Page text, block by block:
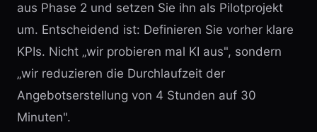
aus Phase 2 und setzen Sie ihn als Pilotprojekt
um. Entscheidend ist: Definieren Sie vorher klare
KPIs. Nicht „wir probieren mal KI aus", sondern
„wir reduzieren die Durchlaufzeit der
Angebotserstellung von 4 Stunden auf 30
Minuten".